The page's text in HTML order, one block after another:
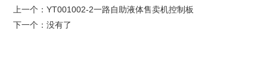
上一个： YT001002-2一路自助液体售卖机控制板
下一个：没有了